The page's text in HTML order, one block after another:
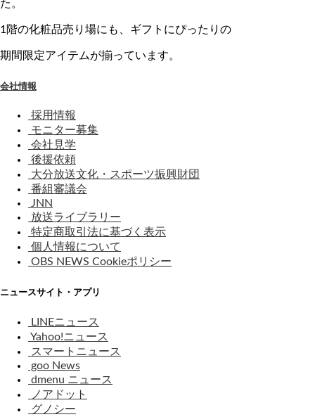
た。
1階の化粧品売り場にも、ギフトにぴったりの
期間限定アイテムが揃っています。
会社情報
採用情報
モニター募集
会社見学
後援依頼
大分放送文化・スポーツ振興財団
番組審議会
JNN
放送ライブラリー
特定商取引法に基づく表示
個人情報について
OBS NEWS Cookieポリシー
ニュースサイト・アプリ
LINEニュース
Yahoo!ニュース
スマートニュース
goo News
dmenu ニュース
ノアドット
グノシー